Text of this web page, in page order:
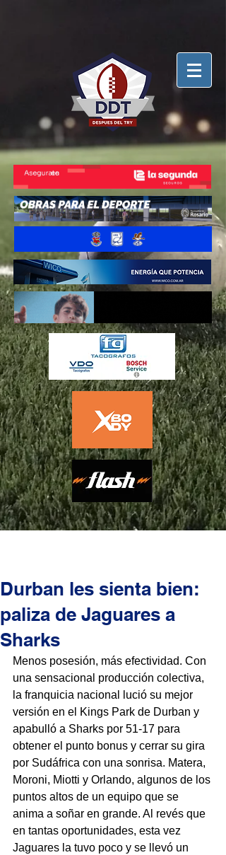
Durban les sienta bien:
paliza de Jaguares a
Sharks
Menos posesión, más efectividad. Con
una sensacional producción colectiva,
la franquicia nacional lució su mejor
versión en el Kings Park de Durban y
apabulló a Sharks por 51-17 para
obtener el punto bonus y cerrar su gira
por Sudáfrica con una sonrisa. Matera,
Moroni, Miotti y Orlando, algunos de los
puntos altos de un equipo que se
anima a soñar en grande. Al revés que
en tantas oportunidades, esta vez
Jaguares la tuvo poco y se llevó un